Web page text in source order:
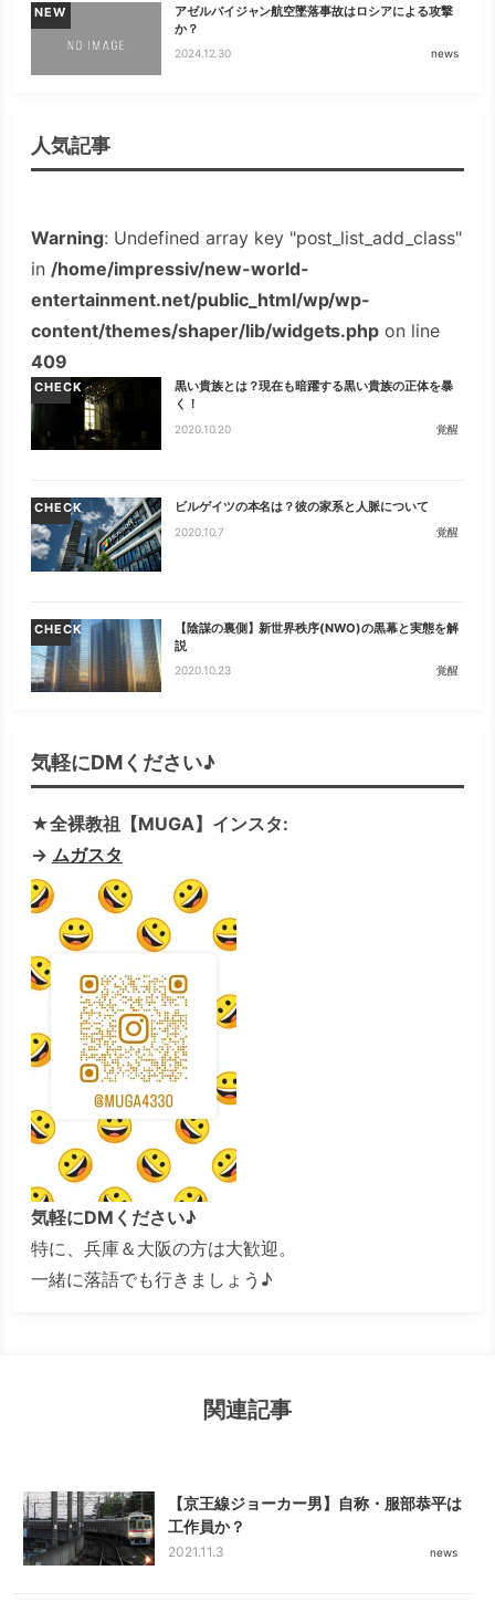
NEW
アゼルバイジャン航空墜落事故はロシアによる攻撃
か？
2024.12.30 news
人気記事
Warning: Undefined array key "post_list_add_class"
in /home/impressiv/new-world-
entertainment.net/public_html/wp/wp-
content/themes/shaper/lib/widgets.php on line
409
CHECK
黒い貴族とは？現在も暗躍する黒い貴族の正体を暴
く！
2020.10.20 覚醒
CHECK ビルゲイツの本名は？彼の家系と人脈について
2020.10.7 覚醒
CHECK
【陰謀の裏側】新世界秩序(NWO)の黒幕と実態を解
説
2020.10.23 覚醒
気軽にDMください♪
★全裸教祖【MUGA】インスタ:
→ ムガスタ
気軽にDMください♪
特に、兵庫＆大阪の方は大歓迎。
一緒に落語でも行きましょう♪
関連記事
【京王線ジョーカー男】自称・服部恭平は
工作員か？
2021.11.3 news